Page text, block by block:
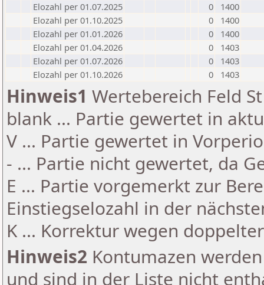
Elozahl per 01.07.2025
0
1400
Elozahl per 01.10.2025
0
1400
Elozahl per 01.01.2026
0
1400
Elozahl per 01.04.2026
0
1403
Elozahl per 01.07.2026
0
1403
Elozahl per 01.10.2026
0 1403
Hinweis1 Wertebereich Feld
blank ... Partie gewertet in
V ... Partie gewertet in
- ... Partie nicht gewertet, da
E ... Partie vorgemerkt zur
Einstiegselozahl in der
K ... Korrektur wegen
Hinweis2 Kontumazen
und sind in der Liste nicht